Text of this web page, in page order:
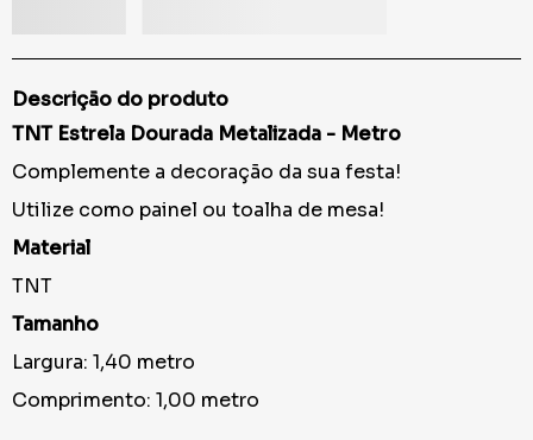
Descrição do produto
TNT Estrela Dourada Metalizada - Metro
Complemente a decoração da sua festa!
Utilize como painel ou toalha de mesa!
Material
TNT
Tamanho
Largura: 1,40 metro
Comprimento: 1,00 metro